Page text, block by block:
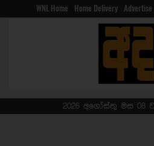
WNL Home Home Delivery Advertise
2026 අගෝස්තු මස 08